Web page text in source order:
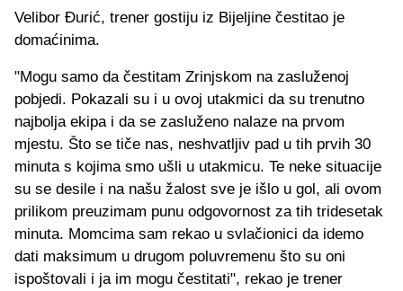
Velibor Đurić, trener gostiju iz Bijeljine čestitao je
domaćinima.
"Mogu samo da čestitam Zrinjskom na zasluženoj
pobjedi. Pokazali su i u ovoj utakmici da su trenutno
najbolja ekipa i da se zasluženo nalaze na prvom
mjestu. Što se tiče nas, neshvatljiv pad u tih prvih 30
minuta s kojima smo ušli u utakmicu. Te neke situacije
su se desile i na našu žalost sve je išlo u gol, ali ovom
prilikom preuzimam punu odgovornost za tih tridesetak
minuta. Momcima sam rekao u svlačionici da idemo
dati maksimum u drugom poluvremenu što su oni
ispoštovali i ja im mogu čestitati", rekao je trener